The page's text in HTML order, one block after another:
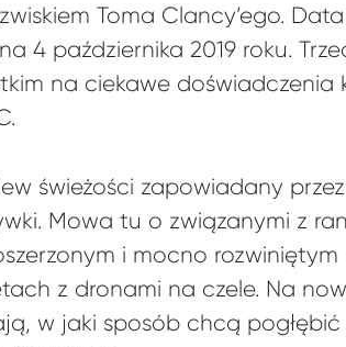
Toma Clancy’ego.
4 października 2019 roku.
na ciekawe
świeżości zapowiadany
Mowa tu o związanymi z
i mocno
z dronami na czele. Na
w jaki sposób chcą